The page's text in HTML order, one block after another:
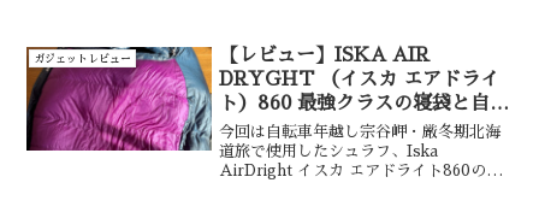
を購入してみた。スーバーライトツェル
トのレビューはまた別記...
ガジェットレビュー
【レビュー】ISKA AIR
DRYGHT （イスカ エアドライ
ト）860 最強クラスの寝袋と自転
車で厳冬期北海道・年越し宗谷岬
へ挑んだ話
今回は自転車年越し宗谷岬・厳冬期北海
道旅で使用したシュラフ、Iska
AirDright イスカ エアドライト860のレ